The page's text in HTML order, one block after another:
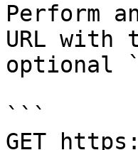
Perform
URL with
optional
```
GET